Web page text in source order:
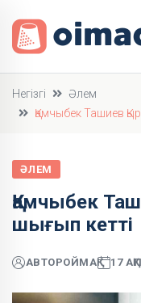
Негізгі
Әлем
Қамчыбек Ташиев
ӘЛЕМ
Қамчыбек
шығып кетті
АВТОРОЙМАҚ 17